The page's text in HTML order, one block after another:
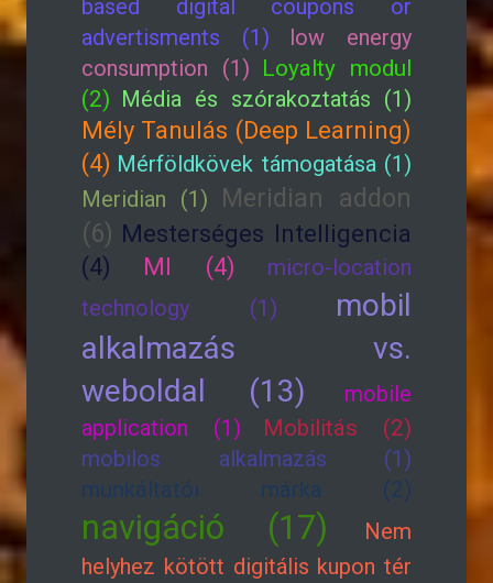
based digital coupons or
advertisments (1)
low energy
consumption (1) Loyalty modul
(2) Média és szórakoztatás (1)
Mély Tanulás (Deep Learning)
(4) Mérföldkövek támogatása (1)
Meridian (1)
Meridian addon
(6) Mesterséges Intelligencia
(4)
MI (4)
micro-location
technology (1)
mobil
alkalmazás vs.
weboldal (13)
mobile
application (1)
Mobilitás (2)
mobilos alkalmazás (1)
munkáltatói márka (2)
navigáció (17)
Nem
helyhez kötött digitális kupon tér